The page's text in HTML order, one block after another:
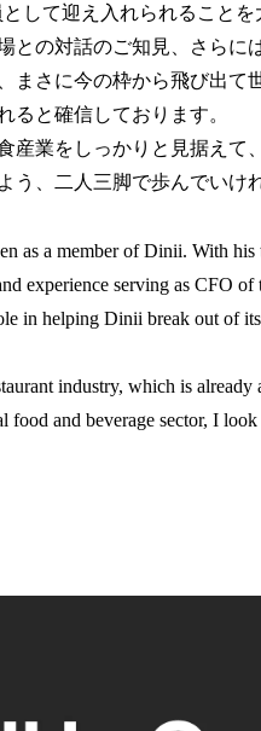
して迎え入れられること
との対話のご知見、さらに
まさに今の枠から飛び出て
ると確信しております。
産業をしっかりと見据えて
う、二人三脚で歩んでいけ
as a member of Dinii. With
experience serving as CFO
in helping Dinii break out of
industry, which is
and beverage sector, I